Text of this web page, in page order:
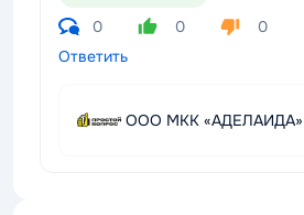
0 0
0
Ответить
ООО МКК «АДЕЛАИДА»